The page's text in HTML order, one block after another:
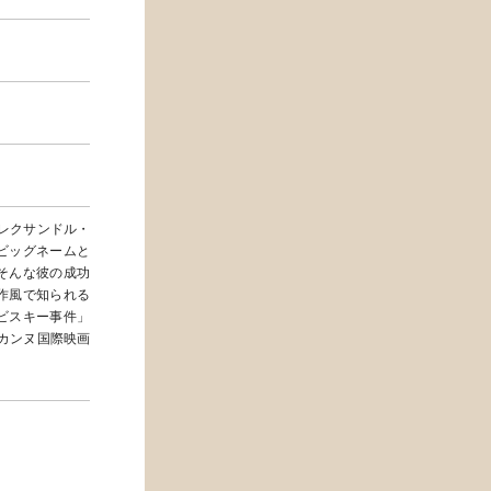
クサンドル・
ッグネームと
んな彼の成功
風で知られる
キー事件」
ンヌ国際映画